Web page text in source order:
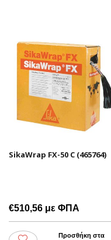
SikaWrap FX-50 C (465764)
€510,56 με ΦΠΑ
Προσθήκη στα